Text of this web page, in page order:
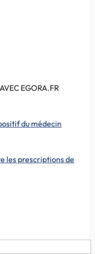
EGORA.FR
du médecin
les prescriptions de